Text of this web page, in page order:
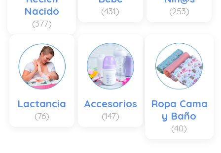
Nacido
(377)
(431) (253)
Lactancia
(76)
Accesorios
(147)
Ropa Cama
y Baño
(40)